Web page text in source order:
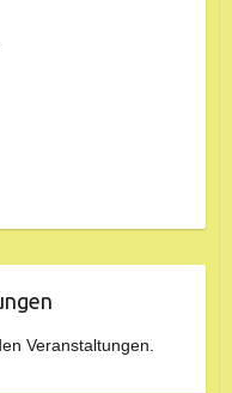
Veranstaltungen.